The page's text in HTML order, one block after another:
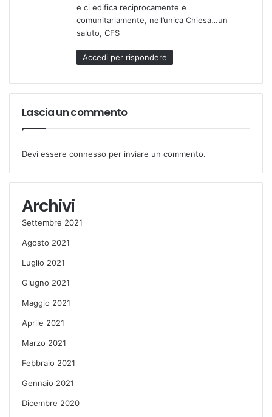
e ci edifica reciprocamente e
comunitariamente, nell’unica Chiesa…un
saluto, CFS
Accedi per rispondere
Lascia un commento
Devi essere connesso per inviare un commento.
Archivi
Settembre 2021
Agosto 2021
Luglio 2021
Giugno 2021
Maggio 2021
Aprile 2021
Marzo 2021
Febbraio 2021
Gennaio 2021
Dicembre 2020